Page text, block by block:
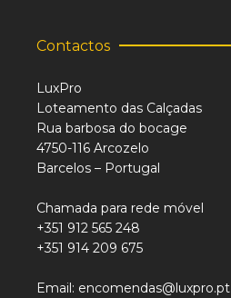
Contactos
LuxPro
Loteamento das Calçadas
Rua barbosa do bocage
4750-116 Arcozelo
Barcelos – Portugal
Chamada para rede móvel
+351 912 565 248
+351 914 209 675
Email: encomendas@luxpro.pt